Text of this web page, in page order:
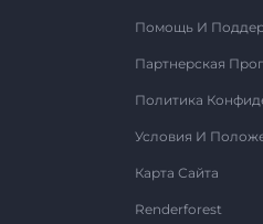
Помощь И
Партнерская
Политика
Условия И
Карта Сайта
Renderforest